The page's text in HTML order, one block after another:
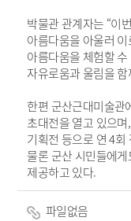
박물관 관계자는 “이
아름다움을 아울러
아름다움을 체험할
자유로움과 울림을
한편 군산근대미술관
초대전을 열고 있으
기획전 등으로 연 4
물론 군산 시민들에
제공하고 있다.
파일없음